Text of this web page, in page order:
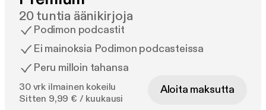
20 tuntia äänikirjoja
Podimon podcastit
Ei mainoksia Podimon podcasteissa
Peru milloin tahansa
30 vrk ilmainen kokeilu
Sitten 9,99 € / kuukausi
Aloita maksutta